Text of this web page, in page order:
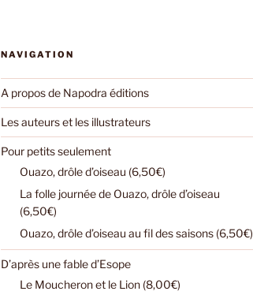
NAVIGATION
A propos de Napodra éditions
Les auteurs et les illustrateurs
Pour petits seulement
Ouazo, drôle d’oiseau (6,50€)
La folle journée de Ouazo, drôle d’oiseau
(6,50€)
Ouazo, drôle d’oiseau au fil des saisons (6,50€)
D’après une fable d’Esope
Le Moucheron et le Lion (8,00€)